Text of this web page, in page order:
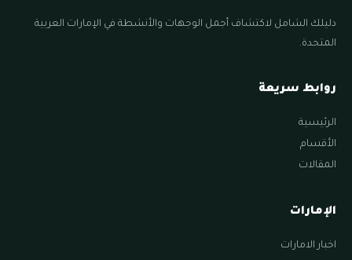
دليلك الشامل لاكتشاف أجمل الوجهات والأنشطة في الإمارات العربية
المتحدة.
روابط سريعة
الرئيسية
الأقسام
المقالات
الإمارات
اخبار الامارات